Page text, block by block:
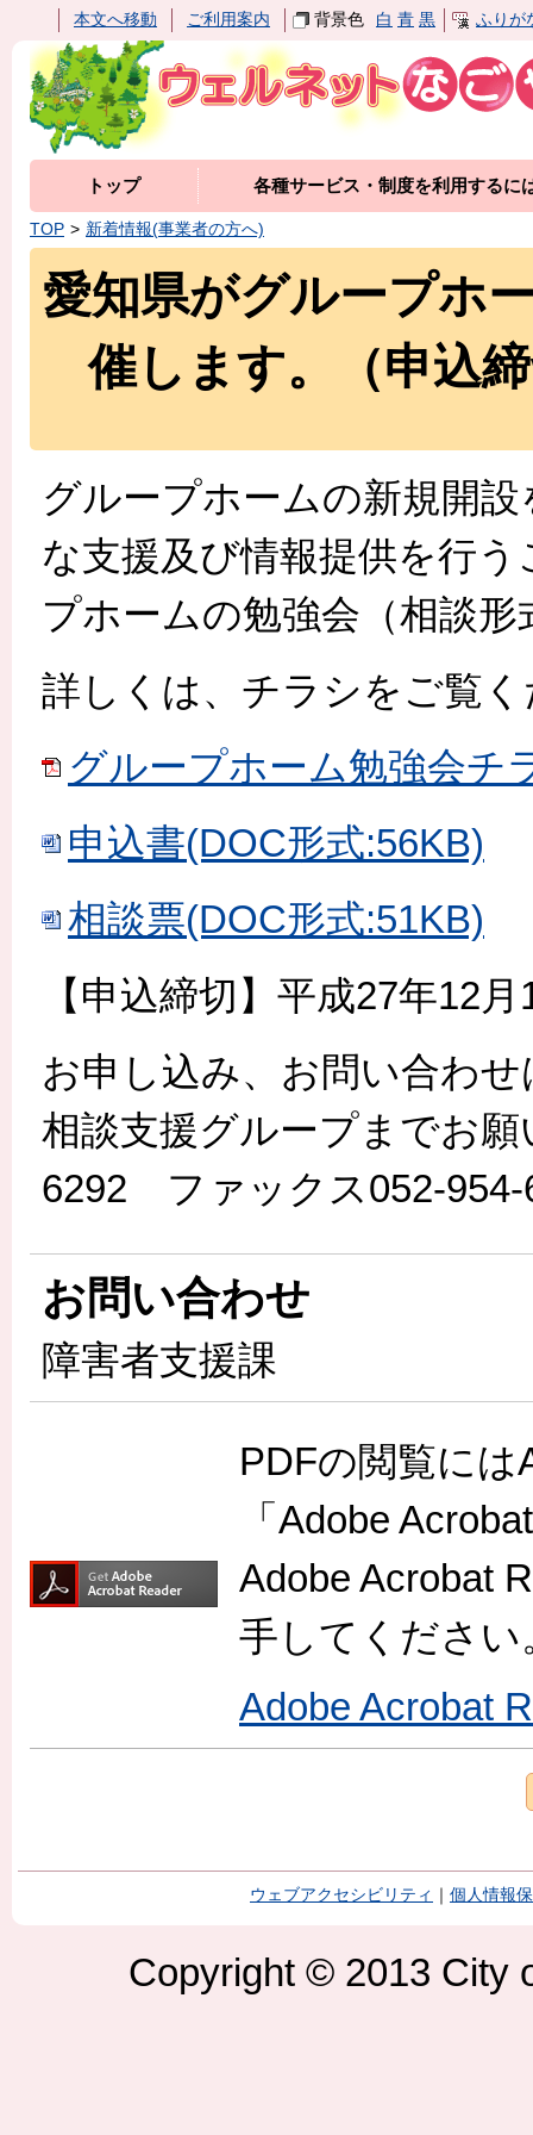
本文へ移動 ご利用案内 背景色 白 青 黒 ふりが
トップ 各種サービス・制度を利用するに
TOP 新着情報(事業者の方へ)
愛知県がグループホ
催します。（申込
グループホームの新規開
な支援及び情報提供を行
プホームの勉強会（相談
詳しくは、チラシをご覧
グループホーム勉強会チ
申込書(DOC形式:56KB)
相談票(DOC形式:51KB)
【申込締切】平成27年12
お申し込み、お問い合わ
相談支援グループまでお
6292 ファックス052-954-
お問い合わせ
障害者支援課
PDFの閲覧に
「Adobe
Adobe Acrobat
手してください
Adobe Acrobat
ウェブアクセシビリティ 個人情報
Copyright © 2013 City